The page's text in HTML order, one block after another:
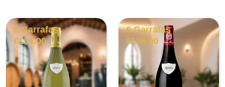
6 Garrafas
€136.00
6 Garrafas
€136.00